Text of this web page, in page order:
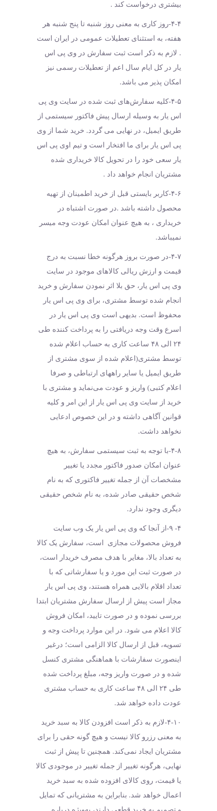
بیشتری درخواست کند .
۴-۴-روز کاری به معنی روز شنبه تا پنج شنبه هر
هفته، به استثنای تعطیلات عمومی در ایران است
. لازم به ذکر است ثبت سفارش در وی پی اس
یار در کل ایام سال اعم از تعطیلات رسمی نیز
امکان پذیر می باشد.
۴-۵-کلیه سفارش‌‏های ثبت شده در سایت وی پی
اس یار به وسیله ارسال پیش فاکتور سیستمی از
طریق ایمیل، در نهایی می گردد. خرید شما از وی
پی اس یار برای ما افتخار است و تیم اوی پی اس
یار سعی خود را در تحویل کالا خریداری شده
مشتریان انجام خواهد داد .
۴-۶-کاربر بایستی قبل از خرید اطمینان از تهیه
محصول داشته باشد .در صورت اشتباه در
خریداری ، به هیچ عنوان امکان عودت وجه میسر
نمیباشد.
۴-۷-در صورت بروز هرگونه خطا نسبت به درج
قیمت و ارزش ریالی کالاهای موجود در سایت
وی پی اس یار، حق بلا اثر نمودن سفارش و خرید
انجام شده توسط مشتری، برای وی پی اس یار
محفوظ است. بدیهی است وی پی اس یار در
اسرع وقت وجه دریافتی را به پرداخت کننده طی
۲۴ الی ۴۸ ساعت کاری به حساب اعلام شده
توسط مشتری(اعلام شده از سوی مشتری از
طریق ایمیل یا سایر راههای ارتباطی و صرفا
اعلام کتبی) واریز و عودت می‌نماید و مشتری با
خرید از سایت وی پی اس یار از این امر و کلیه
قوانین آگاهی داشته و در این خصوص ادعایی
نخواهد داشت.
۴-۸-با توجه به ثبت سیستمی سفارش، به هیچ
عنوان امکان صدور فاکتور مجدد یا تغییر
مشخصات آن از جمله تغییر فاکتوری که به نام
شخص حقیقی صادر شده، به نام شخص حقیقی
دیگری وجود ندارد.
۴- ۹-از آنجا که وی پی اس یار یک وب ‌سایت
فروش محصولات مجازی است، سفارش یک کالا
به تعداد بالا، مغایر با هدف مصرف خریدار است،
در صورت ثبت این مورد و یا سفارشاتی که با
تعداد اقلام بالایی همراه هستند، وی پی اس یار
مجاز است پیش از ارسال سفارش مشتریان ابتدا
بررسی نموده و در صورت تایید، امکان فروش
کالا اعلام می شود. در این موارد پرداخت وجه و
تسویه، قبل از ارسال کالا الزامی است؛ درغیر
اینصورت سفارشات با هماهنگی مشتری کنسل
شده و در صورت واریز وجه، مبلغ پرداخت شده
طی ۲۴ الی ۴۸ ساعت کاری به حساب مشتری
عودت داده خواهد شد.
۴-۱۰-لازم به ذکر است افزودن کالا به سبد خرید
به معنی رزرو کالا نیست و هیچ گونه حقی را برای
مشتریان ایجاد نمی‌کند. همچنین تا پیش از ثبت
نهایی، هرگونه تغییر از جمله تغییر در موجودی کالا
یا قیمت، روی کالای افزوده شده به سبد خرید
اعمال خواهد شد. بنابراین به مشتریانی که تمایل